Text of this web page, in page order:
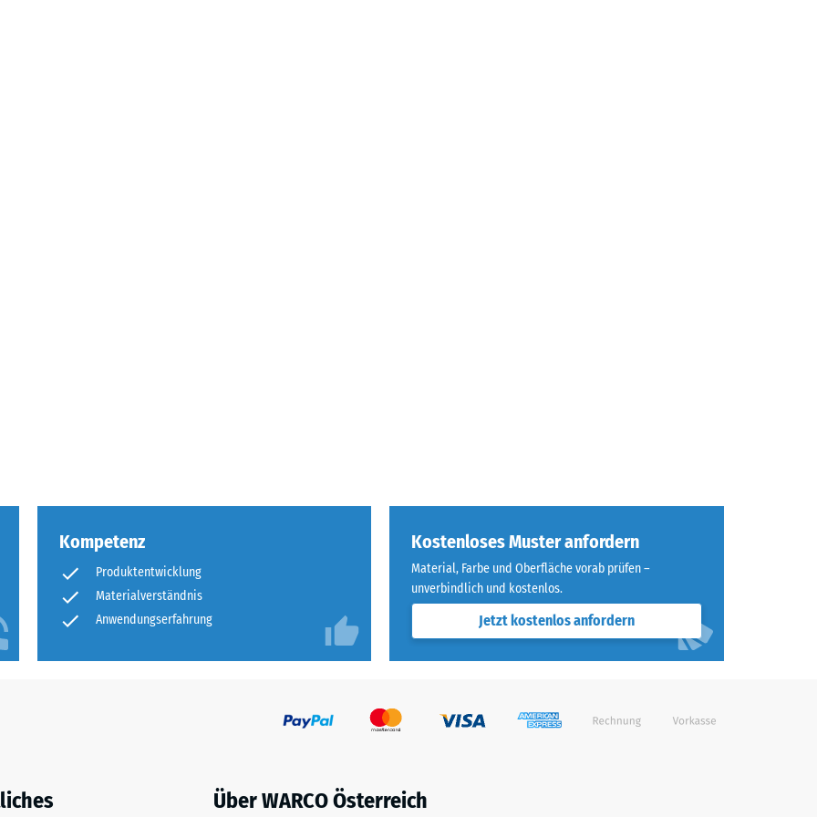
wasserdurchlässig und dämmen
erfolgt durch Abkehren oder mit einem
austauschen, sodass der Belag pflegeleicht
Kompetenz
Produktentwicklung
Materialverständnis
Anwendungserfahrung
Kostenloses Muster anfordern
Material, Farbe und Oberfläche vorab prüfen –
unverbindlich und kostenlos.
Jetzt kostenlos anfordern
Über WARCO Österreich